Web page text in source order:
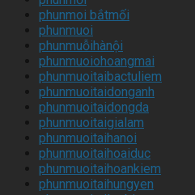
phunmoi bắtmối
phunmuoi
phunmuỗihànội
phunmuoiohoangmai
phunmuoitaibactuliem
phunmuoitaidonganh
phunmuoitaidongda
phunmuoitaigialam
phunmuoitaihanoi
phunmuoitaihoaiduc
phunmuoitaihoankiem
phunmuoitaihungyen